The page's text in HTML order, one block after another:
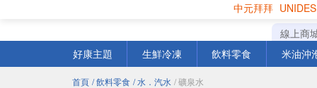
中元拜拜
罐頭 海苔
線上商
好康主題
生鮮冷凍 飲料零食 米油沖
首頁 / 飲料零食 / 水．汽水 / 礦泉水